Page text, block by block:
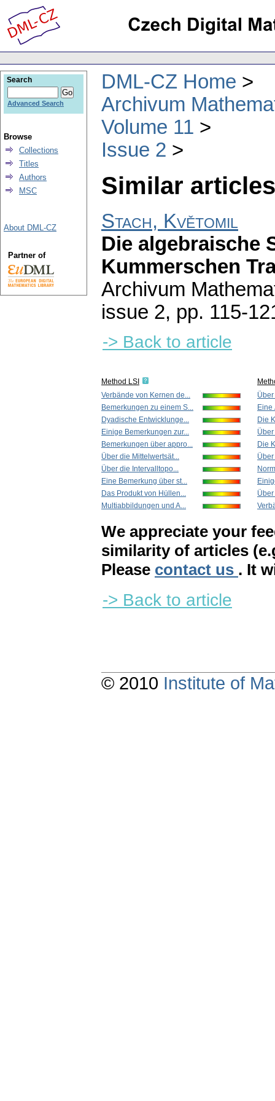
DML-CZ Home
Archivum
Volume 11
Issue 2
Similar
Stach, Květomil
Die algebraische
Kummerschen
Archivum
issue 2, pp. 115-
-> Back to article
Method LSI
Verbände von Kernen de...
Bemerkungen zu einem S...
Dyadische Entwicklunge...
Einige Bemerkungen zur...
Bemerkungen über appro...
Über die Mittelwertsät...
Über die Intervalltopo...
Eine Bemerkung über st...
Das Produkt von Hüllen...
Multiabbildungen und A...
Eine
Die
Die
We appreciate your
similarity of articles
Please contact us . It
-> Back to article
Search
Advanced Search
Browse
Collections
Titles
Authors
MSC
About DML-CZ
Partner of
© 2010 Institute of